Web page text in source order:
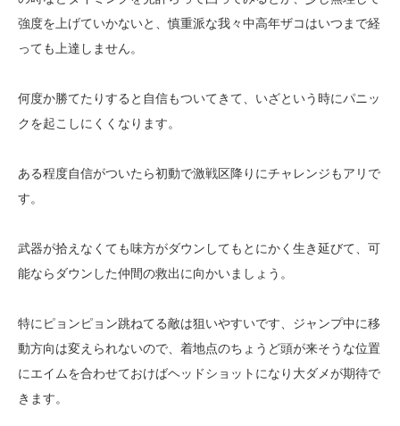
強度を上げていかないと、慎重派な我々中高年ザコはいつまで経
っても上達しません。
何度か勝てたりすると自信もついてきて、いざという時にパニッ
クを起こしにくくなります。
ある程度自信がついたら初動で激戦区降りにチャレンジもアリで
す。
武器が拾えなくても味方がダウンしてもとにかく生き延びて、可
能ならダウンした仲間の救出に向かいましょう。
特にピョンピョン跳ねてる敵は狙いやすいです、ジャンプ中に移
動方向は変えられないので、着地点のちょうど頭が来そうな位置
にエイムを合わせておけばヘッドショットになり大ダメが期待で
きます。